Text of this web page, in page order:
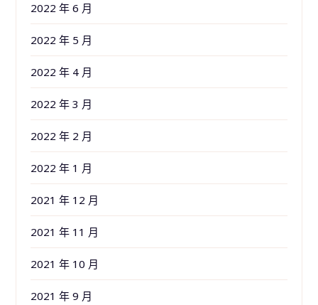
2022 年 6 月
2022 年 5 月
2022 年 4 月
2022 年 3 月
2022 年 2 月
2022 年 1 月
2021 年 12 月
2021 年 11 月
2021 年 10 月
2021 年 9 月